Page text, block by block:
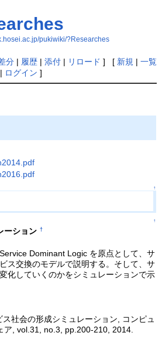
pukiwiki/?Researches
分| 履歴| 添付| リロード ] [ 新規 | 一覧
ログイン ]
↑
↑
ーション †
Dominant Logic を原点として、サ
ス交換のモデルで説明する。そして、サ
化していくのかをシミュレーションで示
社会の形成シミュレーション, コンピュ
ア, vol.31, no.3, pp.200-210, 2014.